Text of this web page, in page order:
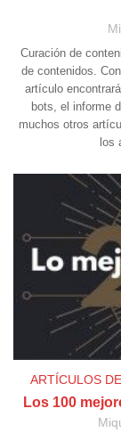
Curación de
de contenidos.
artículo
bots, el informe
muchos otros
los
ARTÍCULOS
Los 100